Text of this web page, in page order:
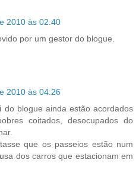
2010 às 02:40
por um gestor do blogue.
2010 às 04:26
do blogue ainda estão acordados
coitados, desocupados do
que os passeios estão num
dos carros que estacionam em